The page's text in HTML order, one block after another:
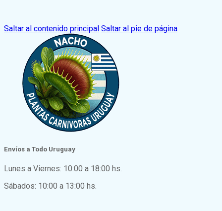
Saltar al contenido principal Saltar al pie de página
Envíos a Todo Uruguay
Lunes a Viernes: 10:00 a 18:00 hs.
Sábados: 10:00 a 13:00 hs.